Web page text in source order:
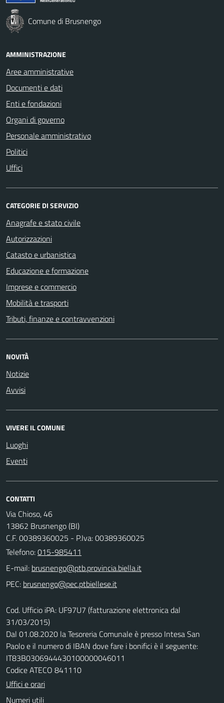
Comune di Brusnengo
AMMINISTRAZIONE
Aree amministrative
Documenti e dati
Enti e fondazioni
Organi di governo
Personale amministrativo
Politici
Uffici
CATEGORIE DI SERVIZIO
Anagrafe e stato civile
Autorizzazioni
Catasto e urbanistica
Educazione e formazione
Imprese e commercio
Mobilità e trasporti
Tributi, finanze e contravvenzioni
NOVITÀ
Notizie
Avvisi
VIVERE IL COMUNE
Luoghi
Eventi
CONTATTI
Via Chioso, 46
13862 Brusnengo (BI)
C.F. 00389360025 - P.Iva: 00389360025
Telefono:015-985411
E-mail:
PEC:
Cod. Ufficio iPA: UF97U7 (fatturazione elettronica dal
31/03/2015)
Dal 01.08.2020 la Tesoreria Comunale è presso Intesa San
Paolo e il numero di IBAN dove fare i bonifici è il seguente:
IT83B0306944430100000046011
Codice ATECO 841110
Uffici e orari
Numeri utili